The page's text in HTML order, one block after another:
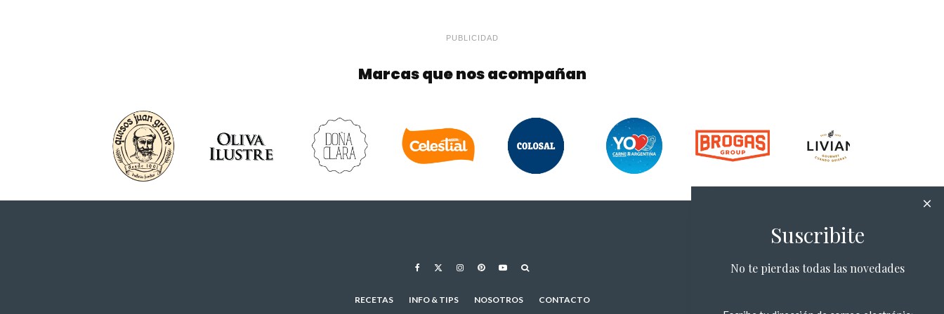
PUBLICIDAD
Marcas que nos acompañan
RECETAS INFO & TIPS NOSOTROS CONTACTO
Suscribite
No te pierdas todas las novedades